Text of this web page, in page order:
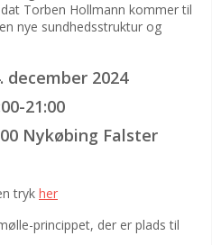
Torben Hollmann kommer til
nye sundhedsstruktur og
december 2024
21:00
Nykøbing Falster
tryk her
princippet, der er plads til